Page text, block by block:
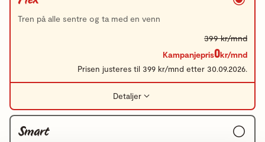
Tren på alle sentre og ta med en venn
399 kr/mnd
Kampanjepris0kr/mnd
Prisen justeres til 399 kr/mnd etter 30.09.2026.
Detaljer
Smart